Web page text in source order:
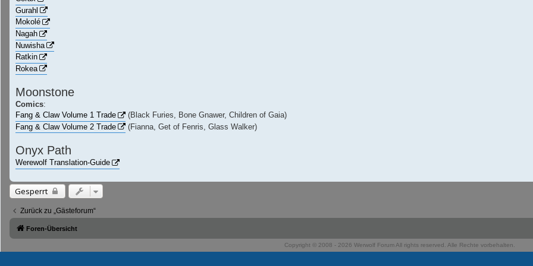
Gurahl
Mokolé
Nagah
Nuwisha
Ratkin
Rokea
Moonstone
Comics:
Fang & Claw Volume 1 Trade
(Black Furies, Bone Gnawer, Children of Gaia)
Fang & Claw Volume 2 Trade
(Fianna, Get of Fenris, Glass Walker)
Onyx Path
Werewolf Translation-Guide
Gesperrt
Zurück zu „Gästeforum“
Foren-Übersicht
Copyright © 2008 - 2026 Werwolf Forum All rights reserved. Alle Rechte vorbehalten.